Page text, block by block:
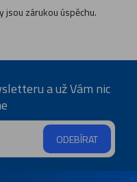
jsou zárukou úspěchu.
a už Vám nic
ODEBÍRAT